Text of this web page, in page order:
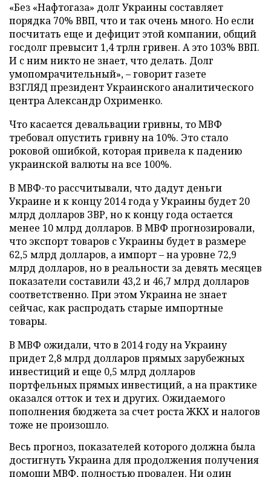
«Без «Нафтогаза» долг Украины составляет
порядка 70% ВВП, что и так очень много. Но если
посчитать еще и дефицит этой компании, общий
госдолг превысит 1,4 трлн гривен. А это 103% ВВП.
И с ним никто не знает, что делать. Долг
умопомрачительный», – говорит газете
ВЗГЛЯД президент Украинского аналитического
центра Александр Охрименко.
Что касается девальвации гривны, то МВФ
требовал опустить гривну на 10%. Это стало
роковой ошибкой, которая привела к падению
украинской валюты на все 100%.
В МВФ-то рассчитывали, что дадут деньги
Украине и к концу 2014 года у Украины будет 20
млрд долларов ЗВР, но к концу года остается
менее 10 млрд долларов. В МВФ прогнозировали,
что экспорт товаров с Украины будет в размере
62,5 млрд долларов, а импорт – на уровне 72,9
млрд долларов, но в реальности за девять месяцев
показатели составили 43,2 и 46,7 млрд долларов
соответственно. При этом Украина не знает
сейчас, как распродать старые импортные
товары.
В МВФ ожидали, что в 2014 году на Украину
придет 2,8 млрд долларов прямых зарубежных
инвестиций и еще 0,5 млрд долларов
портфельных прямых инвестиций, а на практике
оказался отток и тех и других. Ожидаемого
пополнения бюджета за счет роста ЖКХ и налогов
тоже не произошло.
Весь прогноз, показателей которого должна была
достигнуть Украина для продолжения получения
помощи МВФ, полностью провален. Ни один